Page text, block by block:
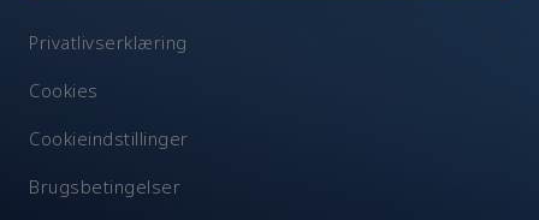
Privatlivserklæring
Cookies
Cookieindstillinger
Brugsbetingelser